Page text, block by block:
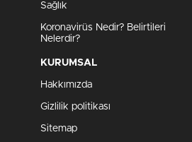
Sağlık
Koronavirüs Nedir? Belirtileri
Nelerdir?
KURUMSAL
Hakkımızda
Gizlilik politikası
Sitemap